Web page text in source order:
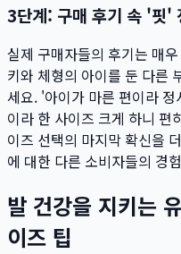
3단계: 구매 후기 속 '핏'
실제 구매자들의 후기는 매
키와 체형의 아이를 둔 다른
세요. '아이가 마른 편이라
이라 한 사이즈 크게 하니 편
이즈 선택의 마지막 확신을
에 대한 다른 소비자들의 경
발 건강을 지키는
이즈 팁